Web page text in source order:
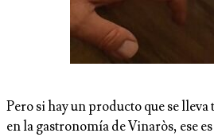
Pero si hay un producto que se
en la gastronomía de Vinaròs, ese